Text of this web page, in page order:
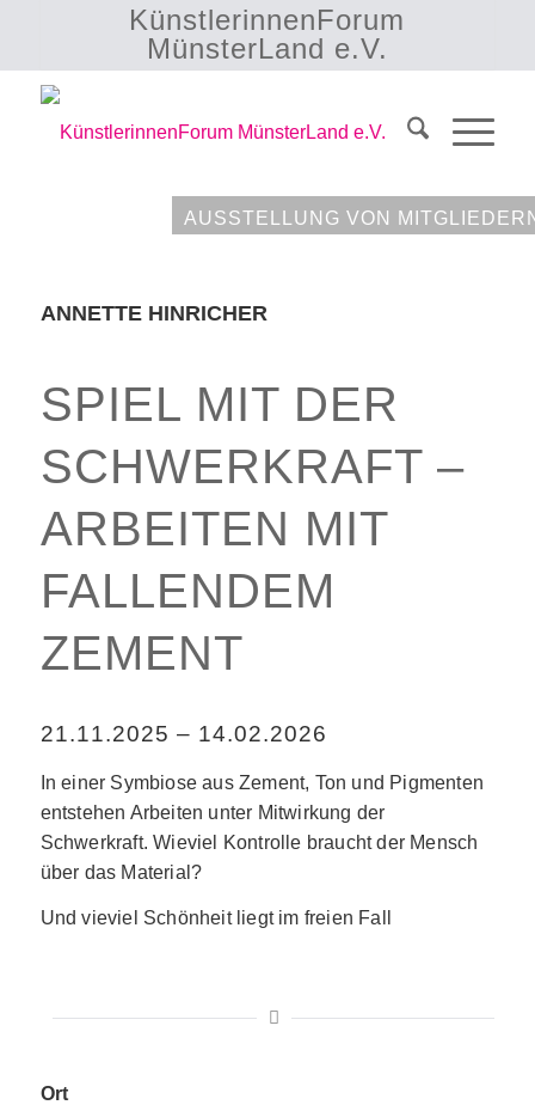
KünstlerinnenForum
MünsterLand e.V.
AUSSTELLUNG VON
ANNETTE HINRICHER
SPIEL MIT DER
SCHWERKRAFT –
ARBEITEN MIT
FALLENDEM
ZEMENT
21.11.2025 – 14.02.2026
In einer Symbiose aus Zement, Ton und Pigmenten
entstehen Arbeiten unter Mitwirkung der
Schwerkraft. Wieviel Kontrolle braucht der Mensch
über das Material?
Und vieviel Schönheit liegt im freien Fall
Ort